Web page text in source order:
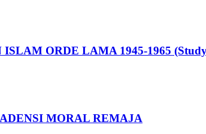
ORDE LAMA 1945-1965
MORAL REMAJA